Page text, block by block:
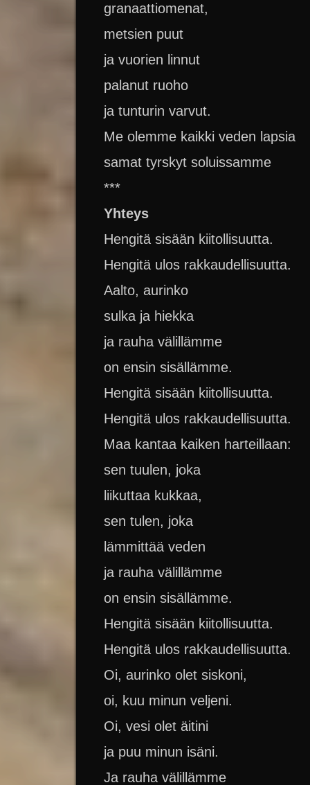
granaattiomenat,
metsien puut
ja vuorien linnut
palanut ruoho
ja tunturin varvut.
Me olemme kaikki veden lapsia
samat tyrskyt soluissamme
***
Yhteys
Hengitä sisään kiitollisuutta.
Hengitä ulos rakkaudellisuutta.
Aalto, aurinko
sulka ja hiekka
ja rauha välillämme
on ensin sisällämme.
Hengitä sisään kiitollisuutta.
Hengitä ulos rakkaudellisuutta.
Maa kantaa kaiken harteillaan:
sen tuulen, joka
liikuttaa kukkaa,
sen tulen, joka
lämmittää veden
ja rauha välillämme
on ensin sisällämme.
Hengitä sisään kiitollisuutta.
Hengitä ulos rakkaudellisuutta.
Oi, aurinko olet siskoni,
oi, kuu minun veljeni.
Oi, vesi olet äitini
ja puu minun isäni.
Ja rauha välillämme